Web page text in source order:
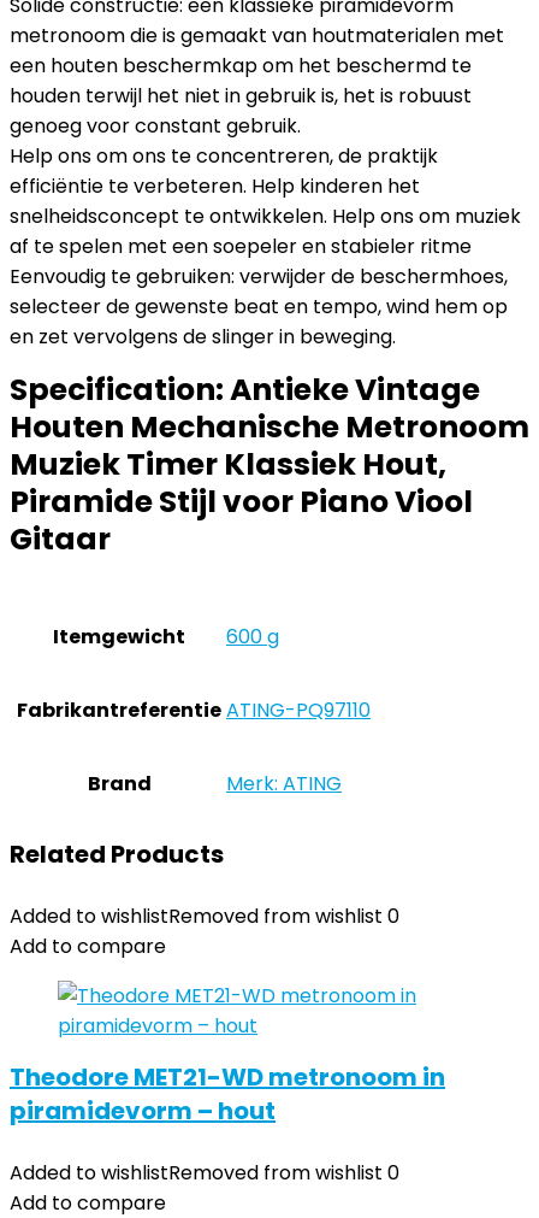
metronoom die is gemaakt van houtmaterialen met
een houten beschermkap om het beschermd te
houden terwijl het niet in gebruik is, het is robuust
genoeg voor constant gebruik.
Help ons om ons te concentreren, de praktijk
efficiëntie te verbeteren. Help kinderen het
snelheidsconcept te ontwikkelen. Help ons om muziek
af te spelen met een soepeler en stabieler ritme
Eenvoudig te gebruiken: verwijder de beschermhoes,
selecteer de gewenste beat en tempo, wind hem op
en zet vervolgens de slinger in beweging.
Specification:Antieke Vintage
Houten Mechanische Metronoom
Muziek Timer Klassiek Hout,
Piramide Stijl voor Piano Viool
Gitaar
Itemgewicht ‎600 g
Fabrikantreferentie‎ATING-PQ97110
Brand Merk: ATING
Related Products
Added to wishlistRemoved from wishlist 0
Add to compare
Theodore MET21-WD metronoom in
piramidevorm – hout
Added to wishlistRemoved from wishlist 0
Add to compare